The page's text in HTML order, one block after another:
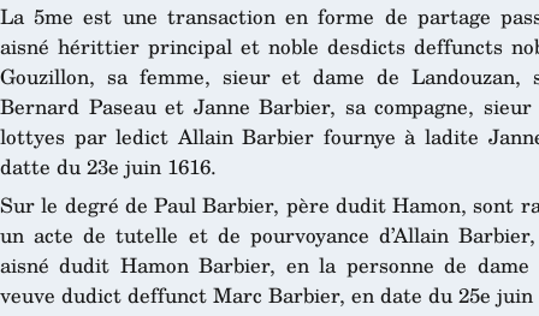
La 5me est une transaction en forme de partage
aisné hérittier principal et noble desdicts deffuncts
Gouzillon, sa femme, sieur et dame de
Bernard Paseau et Janne Barbier, sa compagne,
lottyes par ledict Allain Barbier fournye à ladite
datte du 23e juin 1616.
Sur le degré de Paul Barbier, père dudit Hamon, sont
un acte de tutelle et de pourvoyance d’Allain
aisné dudit Hamon Barbier, en la personne de
veuve dudict deffunct Marc Barbier, en date du 25e juin